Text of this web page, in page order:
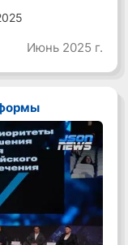
Июнь 2025 г.